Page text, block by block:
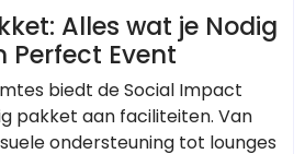
Alles wat je Nodig
Perfect Event
biedt de Social Impact
pakket aan faciliteiten. Van
ondersteuning tot lounges